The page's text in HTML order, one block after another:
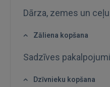
Dārza, zemes un
Zāliena kopšana
Sadzīves pakalpojumi
Dzīvnieku kopšana